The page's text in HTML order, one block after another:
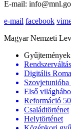
E-mail:
e-mail facebook
Magyar Nemzeti
Gyűjtemények
Digitális
Első
Reformáció
Családtörténet
Helytörténet